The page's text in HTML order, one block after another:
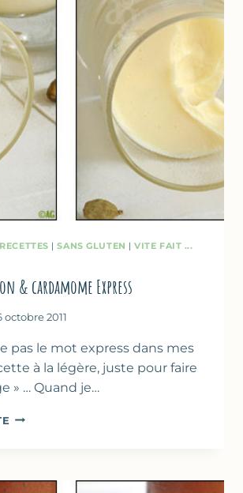
PRESQUE
!
RECETTES |SANS GLUTEN |VITE FAIT ...
& cardamome Express
octobre 2011
pas le mot express dans mes
à la légère, juste pour faire
» … Quand je…
CRÈME
CARDAMOME